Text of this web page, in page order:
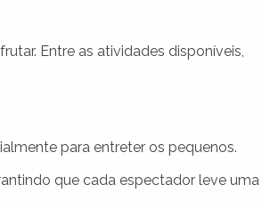
Entre as atividades disponíveis,
para entreter os pequenos.
que cada espectador leve uma